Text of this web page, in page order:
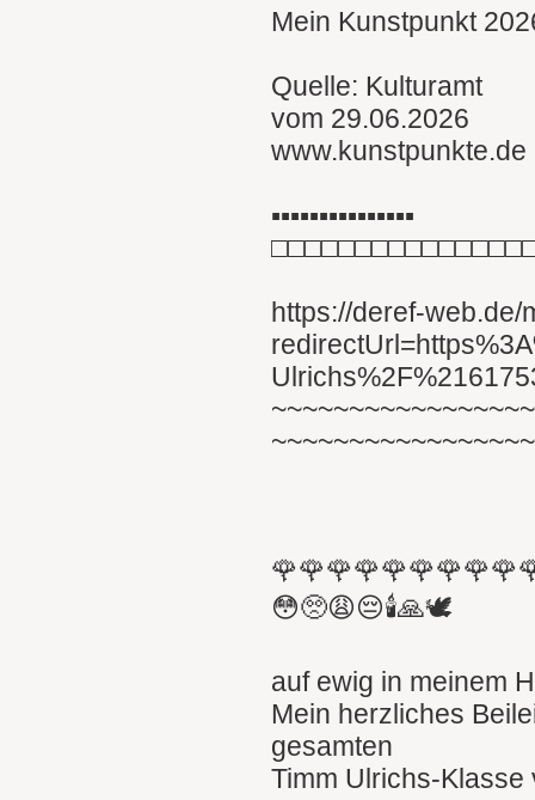
Mein Kunstpunkt
Quelle: Kulturamt
vom 29.06.2026
www.kunstpunkte.de
▪︎▪︎▪︎▪︎▪︎▪︎▪︎▪︎▪︎▪︎▪︎▪︎▪︎▪︎▪︎
https://deref-
😳🥺😩😔🕯🙏🕊
auf ewig in meinem
Mein herzliches
gesamten
Timm Ulrichs-Klasse